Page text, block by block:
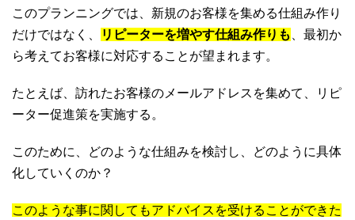
このプランニングでは、新規のお客様を集める仕組み作り
だけではなく、
リピーターを増やす仕組み作りも
、最初か
ら考えてお客様に対応することが望まれます。
たとえば、訪れたお客様のメールアドレスを集めて、リピ
ーター促進策を実施する。
このために、どのような仕組みを検討し、どのように具体
化していくのか？
このような事に関してもアドバイスを受けることができた